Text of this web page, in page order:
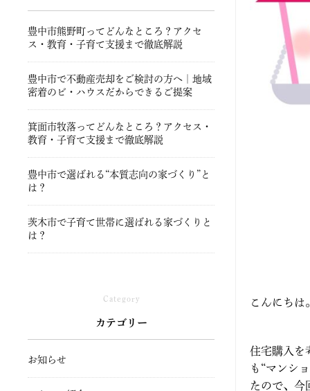
こんにち
住宅購入を
も“マンシ
たので、今
豊中市熊野町ってどんなところ？アクセ
ス・教育・子育て支援まで徹底解説
豊中市で不動産売却をご検討の方へ｜地域
密着のビ・ハウスだからできるご提案
箕面市牧落ってどんなところ？アクセス・
教育・子育て支援まで徹底解説
豊中市で選ばれる“本質志向の家づくり”と
は？
茨木市で子育て世帯に選ばれる家づくりと
は？
Category
カテゴリー
お知らせ